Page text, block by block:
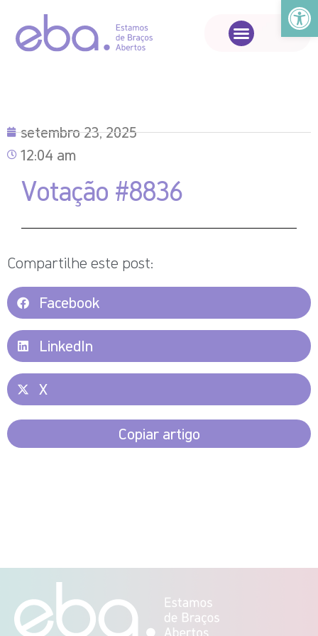
Abrir
setembro 23, 2025
12:04 am
Votação #8836
Compartilhe este post:
Facebook
LinkedIn
X
Copiar artigo